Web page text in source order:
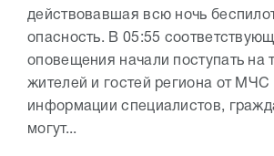
действовавшая всю ночь
опасность. В 05:55
оповещения начали поступать на
жителей и гостей региона от
информации специалистов,
могут...